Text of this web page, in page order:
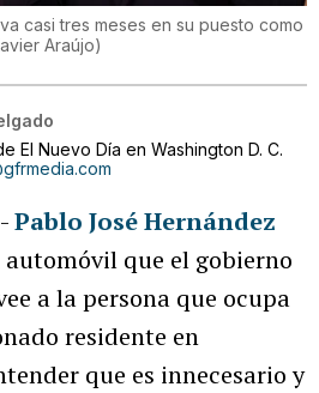
casi tres meses en su puesto como
Araújo)
El Nuevo Día en Washington D. C.
-Pablo José Hernández
que el gobierno
a la persona que ocupa
residente en
que es innecesario y